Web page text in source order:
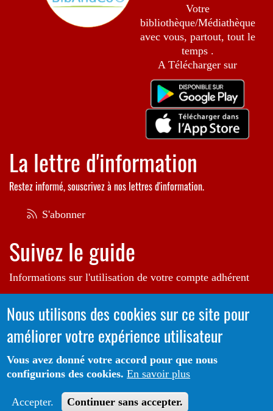
Votre
bibliothèque/Médiathèque
avec vous, partout, tout le
temps .
A Télécharger sur
La lettre d'information
Restez informé, souscrivez à nos lettres d'information.
S'abonner
Suivez le guide
Informations sur l'utilisation de votre compte adhérent
Voir le guide
Autrice de l'illustration en bannière:Raphaëlle Michaud
Portail CoLibris® - Copyright© 2026 - LOGIQ Systèmes. Tous
droits réservés -Protection des données
Légales
Nous utilisons des cookies sur ce site pour
améliorer votre expérience utilisateur
Vous avez donné votre accord pour que nous
configurions des cookies. En savoir plus
Accepter. Continuer sans accepter.